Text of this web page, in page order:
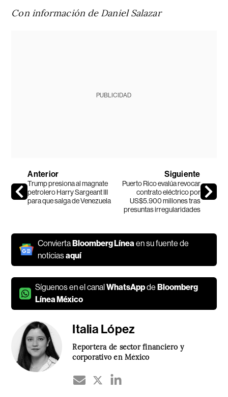
Con información de Daniel Salazar
PUBLICIDAD
Anterior
Trump presiona al magnate
petrolero Harry Sargeant III
para que salga de Venezuela
Siguiente
Puerto Rico evalúa revocar
contrato eléctrico por
US$5.900 millones tras
presuntas irregularidades
ConviertaBloomberg Línea en su fuente de
noticiasaquí
Síguenos en el canalWhatsAppdeBloomberg
Línea México
Italia López
Reportera de sector financiero y
corporativo en México